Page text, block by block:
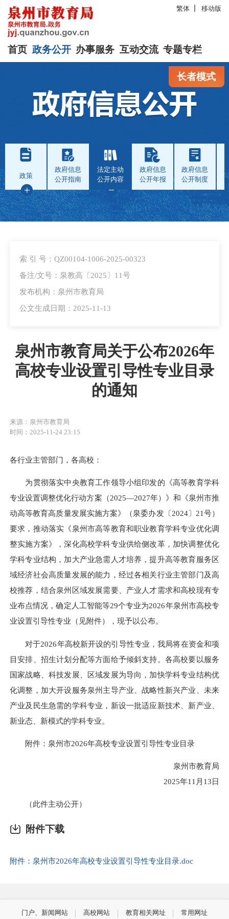
繁体 移动版
首页 政务公开 办事服务 互动交流 专题专栏
长者模式
政策
政府信息
公开指南
法定主动
公开内容
政府信息
公开年报
政府信息
公开制度
索 引 号：QZ00104-1006-2025-00323
备注/文号：泉教高〔2025〕11号
发布机构：泉州市教育局
公文生成日期：2025-11-13
泉州市教育局关于公布2026年
高校专业设置引导性专业目录
的通知
来源：泉州市教育局
时间：2025-11-24 23:15
各行业主管部门，各高校：
为贯彻落实中央教育工作领导小组印发的《高等教育学科
专业设置调整优化行动方案（2025—2027年）》和《泉州市推
动高等教育高质量发展实施方案》（泉委办发〔2024〕21号）
要求，推动落实《泉州市高等教育和职业教育学科专业优化调
整实施方案》，深化高校学科专业供给侧改革，加快调整优化
学科专业结构，加大产业急需人才培养，提升高等教育服务区
域经济社会高质量发展的能力，经过各相关行业主管部门及高
校推荐，结合泉州区域发展需要、产业人才需求和高校现有专
业布点情况，确定人工智能等29个专业为2026年泉州市高校专
业设置引导性专业（见附件），现予以公布。
对于2026年高校新开设的引导性专业，我局将在资金和项
目安排、招生计划分配等方面给予倾斜支持。各高校要以服务
国家战略、科技发展、区域发展为导向，加快学科专业结构优
化调整，加大开设服务泉州主导产业、战略性新兴产业、未来
产业及民生急需的学科专业，新设一批适应新技术、新产业、
新业态、新模式的学科专业。
附件：泉州市2026年高校专业设置引导性专业目录
泉州市教育局
2025年11月13日
（此件主动公开）
附件下载
附件：泉州市2026年高校专业设置引导性专业目录.doc
门户、新闻网站 高校网站 教育相关网址 常用网址